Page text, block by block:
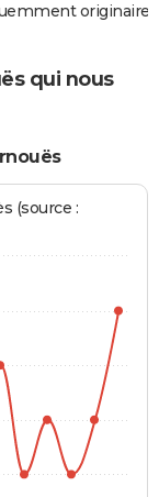
originaires
qui nous
(source :